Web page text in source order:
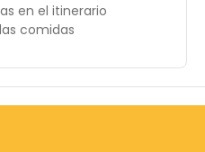
en el itinerario
comidas